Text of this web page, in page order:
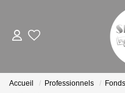
Accueil Professionnels